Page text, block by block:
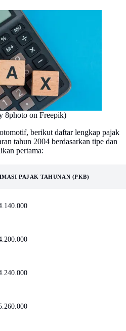
8photo on Freepik)
berikut daftar lengkap pajak
tahun 2004 berdasarkan tipe dan
pertama:
PAJAK TAHUNAN (PKB)